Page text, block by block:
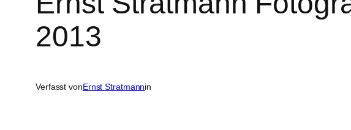
2013
Verfasst vonErnst Stratmannin